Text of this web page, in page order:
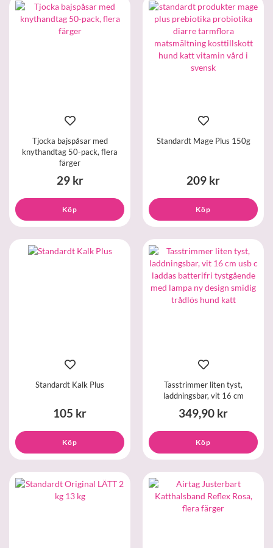
Tjocka bajspåsar med
knythandtag 50-pack, flera
färger
29 kr
Köp
Standardt Mage Plus 150g
209 kr
Köp
Standardt Kalk Plus
105 kr
Köp
Tasstrimmer liten tyst,
laddningsbar, vit 16 cm
349,90 kr
Köp